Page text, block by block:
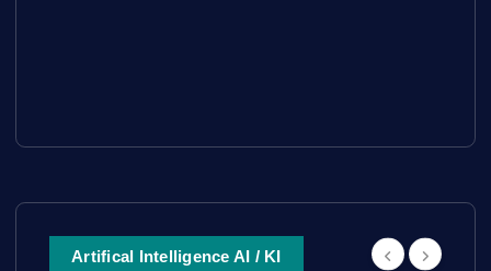
Artifical Intelligence AI / KI